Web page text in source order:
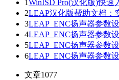
1 WinISD Pro(汉化版)快速
2LEAP汉化版帮助文档：
3LEAP_ENC扬声器参数
4LEAP_ENC扬声器参数
5LEAP_ENC扬声器参数
6LEAP_ENC扬声器参数
文章1077